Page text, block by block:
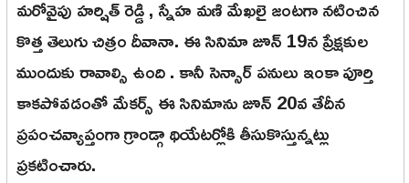
మరోవైపు హర్షిత్ రెడ్డి , స్నేహ మణి మేఖలై జంటగా నటించిన
కొత్త తెలుగు చిత్రం దీవానా. ఈ సినిమా జూన్ 19న ప్రేక్షకుల
ముందుకు రావాల్సి ఉంది . కానీ సెన్సార్ పనులు ఇంకా పూర్తి
కాకపోవడంతో మేకర్స్ ఈ సినిమాను జూన్ 20వ తేదీన
ప్రపంచవ్యాప్తంగా గ్రాండ్గా థియేటర్లోకి తీసుకొస్తున్నట్లు
ప్రకటించారు.